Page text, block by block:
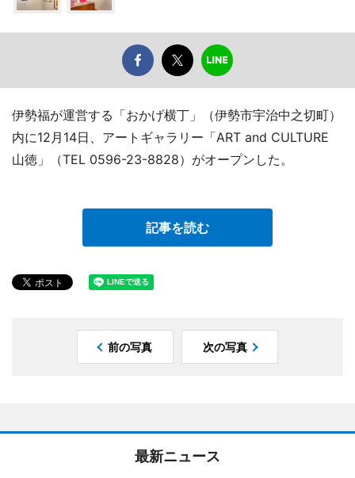
伊勢福が運営する「おかげ横丁」（伊勢市宇治中之切町）
内に12月14日、アートギャラリー「ART and CULTURE
山徳」（TEL 0596-23-8828）がオープンした。
記事を読む
前の写真 次の写真
最新ニュース